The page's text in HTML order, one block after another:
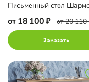
от 18 100 от 20 110
Заказать